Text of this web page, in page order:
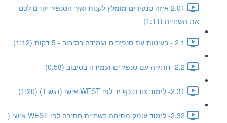
2.01 איזה סנפירים מומלץ לקנות ואיך הסנפיר יקדם לכם
את השחייה (1:11)
2.1 - בעיטות עם סנפירים ועמידה בסיבוב - 5 דקות (1:12)
2.2- חתירה עם סנפירים ועמידה בסיבוב (0:58)
2.31- לימוד צורת כף יד לפי WEST אישי (דגש 1) (1:20)
2.32- לימוד עומק מתיחה בשחיית חתירה לפי WEST אישי (